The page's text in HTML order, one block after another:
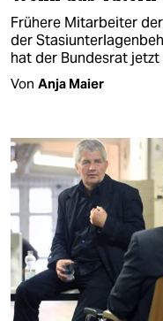
Frühere Mitarbeiter
der
hat der Bundesrat
Von Anja Maier